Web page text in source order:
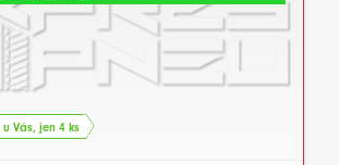
Vás, jen 4 ks